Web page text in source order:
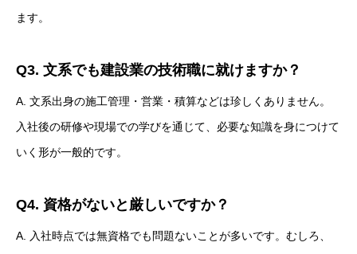
ます。
Q3. 文系でも建設業の技術職に就けますか？
A. 文系出身の施工管理・営業・積算などは珍しくありません。
入社後の研修や現場での学びを通じて、必要な知識を身につけて
いく形が一般的です。
Q4. 資格がないと厳しいですか？
A. 入社時点では無資格でも問題ないことが多いです。むしろ、